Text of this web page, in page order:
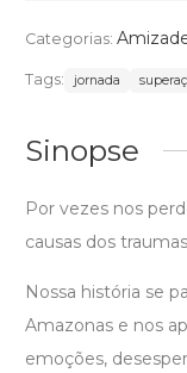
Categorias:
Tags: jornada
Sinopse
Por vezes nos
causas dos
Nossa história se
Amazonas e nos
emoções,